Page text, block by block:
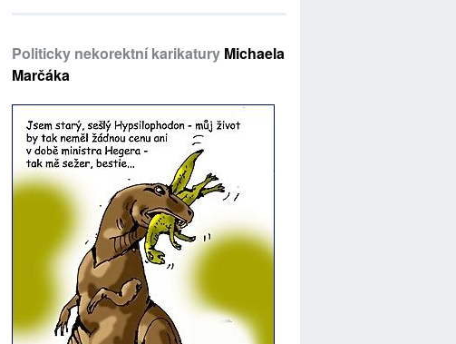
Politicky nekorektní karikatury Michaela
Marčáka